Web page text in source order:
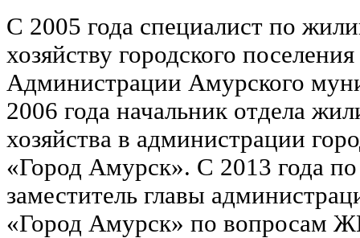
С 2005 года специалист по
хозяйству городского
Администрации Амурского
2006 года начальник отдела
хозяйства в администрации
«Город Амурск». С 2013 года
заместитель главы
«Город Амурск» по вопросам